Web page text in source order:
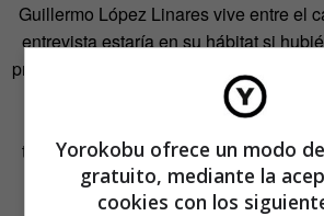
Guillermo López Linares vive entre el
entrevista estaría en su hábitat si
preguntas al césped y hubiésemos
las interrogaciones en el canto de los
posible. Lo más que podemos
tecnología para conectar la brisa de
de Madrid.
Yorokobu ofrece un modo
gratuito, mediante la
cookies con los